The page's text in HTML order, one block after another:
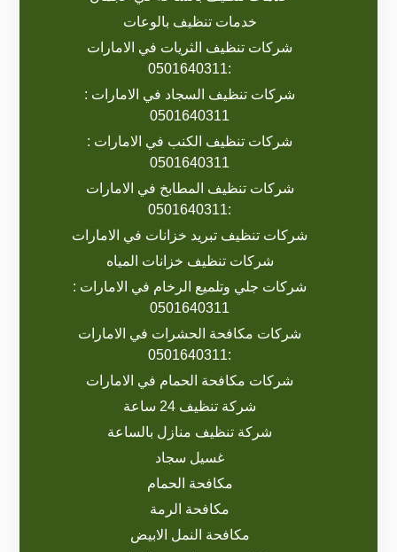
خدمات تنظيف بالوعات
شركات تنظيف الثريات في الامارات
:0501640311
شركات تنظيف السجاد في الامارات :
0501640311
شركات تنظيف الكنب في الامارات :
0501640311
شركات تنظيف المطابخ في الامارات
:0501640311
شركات تنظيف تبريد خزانات في الامارات
شركات تنظيف خزانات المياه
شركات جلي وتلميع الرخام في الامارات :
0501640311
شركات مكافحة الحشرات في الامارات
:0501640311
شركات مكافحة الحمام في الامارات
شركة تنظيف 24 ساعة
شركة تنظيف منازل بالساعة
غسيل سجاد
مكافحة الحمام
مكافحة الرمة
مكافحة النمل الابيض